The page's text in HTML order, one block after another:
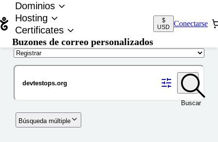
Dominios
Hosting
Certificates
Buzones de correo personalizados
$
USD
Conectarse
Buscar
Búsqueda múltiple